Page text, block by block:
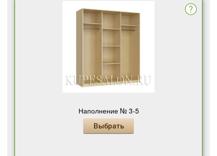
Наполнение № 3-5
Выбрать